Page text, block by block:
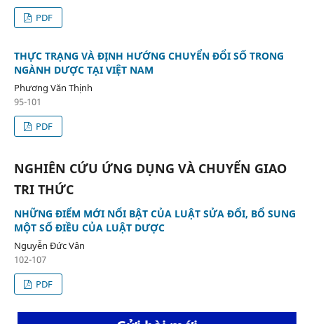
PDF
THỰC TRẠNG VÀ ĐỊNH HƯỚNG CHUYỂN ĐỔI SỐ TRONG
NGÀNH DƯỢC TẠI VIỆT NAM
Phương Văn Thịnh
95-101
PDF
NGHIÊN CỨU ỨNG DỤNG VÀ CHUYỂN GIAO
TRI THỨC
NHỮNG ĐIỂM MỚI NỔI BẬT CỦA LUẬT SỬA ĐỔI, BỔ SUNG
MỘT SỐ ĐIỀU CỦA LUẬT DƯỢC
Nguyễn Đức Vân
102-107
PDF